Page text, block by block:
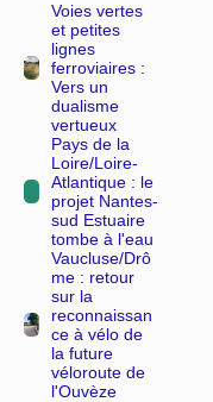
Voies vertes
et petites
lignes
ferroviaires :
Vers un
dualisme
vertueux
Pays de la
Loire/Loire-
Atlantique : le
projet Nantes-
sud Estuaire
tombe à l'eau
Vaucluse/Drô
me : retour
sur la
reconnaissan
ce à vélo de
la future
véloroute de
l'Ouvèze